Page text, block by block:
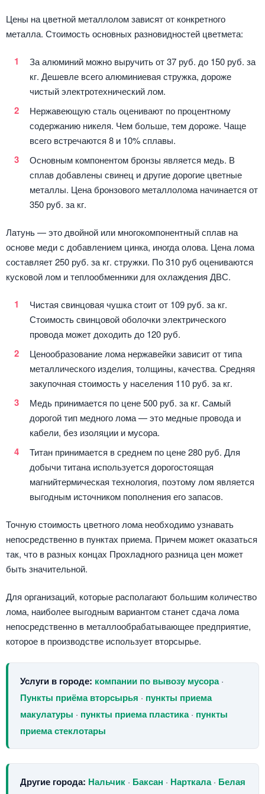
Цены на цветной металлолом зависят от конкретного
металла. Стоимость основных разновидностей цветмета:
За алюминий можно выручить от 37 руб. до 150 руб. за
кг. Дешевле всего алюминиевая стружка, дороже
чистый электротехнический лом.
Нержавеющую сталь оценивают по процентному
содержанию никеля. Чем больше, тем дороже. Чаще
всего встречаются 8 и 10% сплавы.
Основным компонентом бронзы является медь. В
сплав добавлены свинец и другие дорогие цветные
металлы. Цена бронзового металлолома начинается от
350 руб. за кг.
Латунь — это двойной или многокомпонентный сплав на
основе меди с добавлением цинка, иногда олова. Цена лома
составляет 250 руб. за кг. стружки. По 310 руб оцениваются
кусковой лом и теплообменники для охлаждения ДВС.
Чистая свинцовая чушка стоит от 109 руб. за кг.
Стоимость свинцовой оболочки электрического
провода может доходить до 120 руб.
Ценообразование лома нержавейки зависит от типа
металлического изделия, толщины, качества. Средняя
закупочная стоимость у населения 110 руб. за кг.
Медь принимается по цене 500 руб. за кг. Самый
дорогой тип медного лома — это медные провода и
кабели, без изоляции и мусора.
Титан принимается в среднем по цене 280 руб. Для
добычи титана используется дорогостоящая
магнийтермическая технология, поэтому лом является
выгодным источником пополнения его запасов.
Точную стоимость цветного лома необходимо узнавать
непосредственно в пунктах приема. Причем может оказаться
так, что в разных концах Прохладного разница цен может
быть значительной.
Для организаций, которые располагают большим количество
лома, наиболее выгодным вариантом станет сдача лома
непосредственно в металлообрабатывающее предприятие,
которое в производстве использует вторсырье.
Услуги в городе: компании по вывозу мусора·
Пункты приёма вторсырья · пункты приема
макулатуры · пункты приема пластика· пункты
приема стеклотары
Другие города: Нальчик · Баксан · Нарткала· Белая